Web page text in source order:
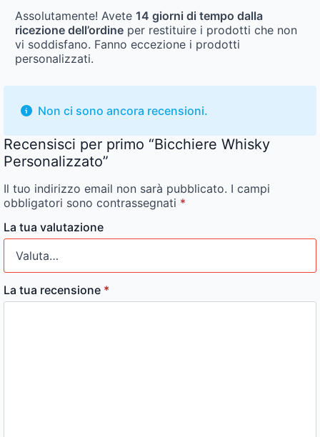
Assolutamente! Avete 14 giorni di tempo dalla
ricezione dell’ordine per restituire i prodotti che non
vi soddisfano. Fanno eccezione i prodotti
personalizzati.
Non ci sono ancora recensioni.
Recensisci per primo “Bicchiere Whisky
Personalizzato”
Il tuo indirizzo email non sarà pubblicato. I campi
obbligatori sono contrassegnati *
La tua valutazione
La tua recensione *